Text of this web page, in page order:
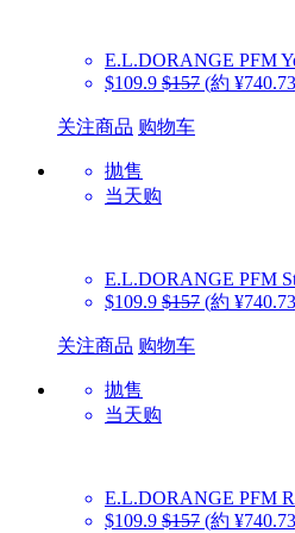
E.L.DORANGE PFM
$109.9 $157 (約
关注商品 购物车
抛售
当天购
E.L.DORANGE PFM
$109.9 $157 (約
关注商品 购物车
抛售
当天购
E.L.DORANGE PFM
$109.9 $157 (約